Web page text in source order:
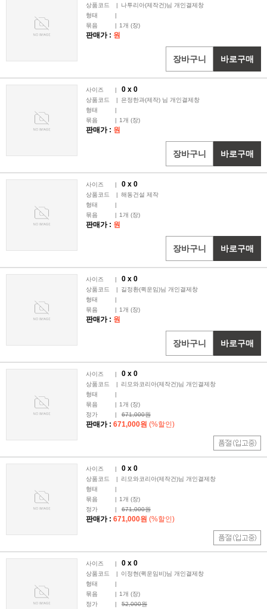
상품코드
나투리아(제작건)님 개인결제창
형태
묶음
1개 (장)
판매가 : 원
바로구매
장바구니
사이즈 0 x 0
상품코드
은정한과(제작) 님 개인결제창
형태
묶음
1개 (장)
판매가 : 원
바로구매
장바구니
사이즈 0 x 0
상품코드
해동건설 제작
형태
묶음
1개 (장)
판매가 : 원
바로구매
장바구니
사이즈 0 x 0
상품코드
길정환(퀵운임)님 개인결제창
형태
묶음
1개 (장)
판매가 : 원
바로구매
장바구니
사이즈 0 x 0
상품코드
리모와코리아(제작건)님 개인결제창
형태
묶음
1개 (장)
정가
671,000원
판매가 : 671,000원 (%할인)
사이즈 0 x 0
상품코드
리모와코리아(제작건)님 개인결제창
형태
묶음
1개 (장)
정가
671,000원
판매가 : 671,000원 (%할인)
사이즈 0 x 0
상품코드
이정현(퀵운임비)님 개인결제창
형태
묶음
1개 (장)
정가
52,000원